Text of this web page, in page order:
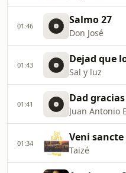
01:46 Salmo 27
Don José
01:43 Dejad que
Sal y luz
01:41 Dad
Juan Antonio
01:34 Veni
Taizé